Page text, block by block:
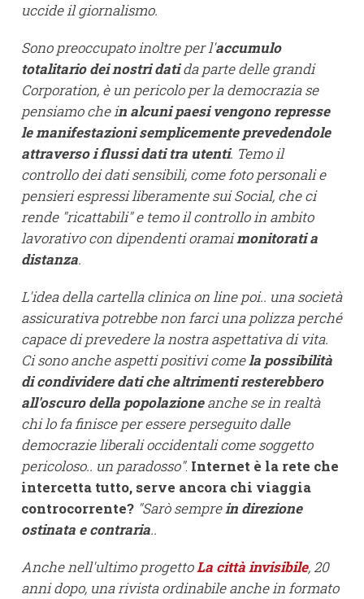
uccide il giornalismo.
Sono preoccupato inoltre per l'accumulo
totalitario dei nostri datida parte delle grandi
Corporation, è un pericolo per la democrazia se
pensiamo che in alcuni paesi vengono represse
le manifestazioni semplicemente prevedendole
attraverso i flussi dati tra utenti. Temo il
controllo dei dati sensibili, come foto personali e
pensieri espressi liberamente sui Social, che ci
rende "ricattabili" e temo il controllo in ambito
lavorativo con dipendenti oramaimonitorati a
distanza.
L'idea della cartella clinica on line poi.. una società
assicurativa potrebbe non farci una polizza perché
capace di prevedere la nostra aspettativa di vita.
Ci sono anche aspetti positivi comela possibilità
di condividere dati che altrimenti resterebbero
all'oscuro della popolazioneanche se in realtà
chi lo fa finisce per essere perseguito dalle
democrazie liberali occidentali come soggetto
pericoloso.. un paradosso". Internet è la rete che
intercetta tutto, serve ancora chi viaggia
controcorrente? "Sarò semprein direzione
ostinata e contraria..
Anche nell'ultimo progettoLa città invisibile, 20
anni dopo, una rivista ordinabile anche in formato